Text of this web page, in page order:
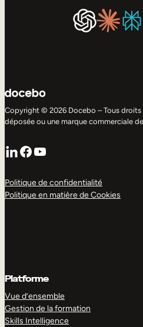
Copyright © 2026 Docebo – Tous droits
déposée ou une marque commerciale
LinkedIn
Facebook
YouTube
Politique de confidentialité
Politique en matière de Cookies
Platforme
Vue d’ensemble
Gestion de la formation
Skills Intelligence